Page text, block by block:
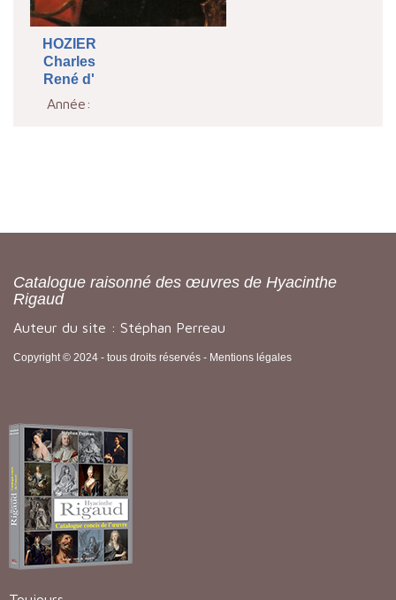
HOZIER
Charles
René d'
Année:
Catalogue raisonné des œuvres de Hyacinthe
Rigaud
Auteur du site : Stéphan Perreau
Copyright © 2024 - tous droits réservés - Mentions légales